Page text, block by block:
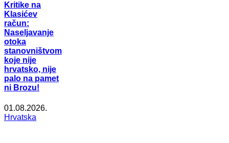
Kritike na
Klasićev
račun:
Naseljavanje
otoka
stanovništvom
koje nije
hrvatsko, nije
palo na pamet
ni Brozu!
01.08.2026.
Hrvatska